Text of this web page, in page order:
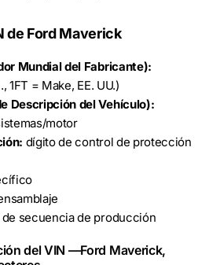
de Ford Maverick
Mundial del Fabricante):
= Make, EE. UU.)
Descripción del Vehículo):
motor
dígito de control de protección
secuencia de producción
del VIN —Ford Maverick,